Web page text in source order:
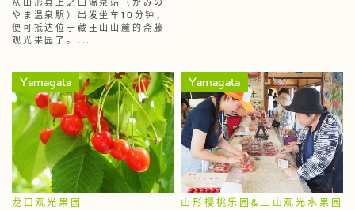
从山形县上之山温泉站（かみの
やま温泉駅）出发坐车10分钟，
便可抵达位于藏王山山麓的斋藤
观光果园了。...
Yamagata
龙口观光果园
Yamagata
山形樱桃乐园&上山观光水果园